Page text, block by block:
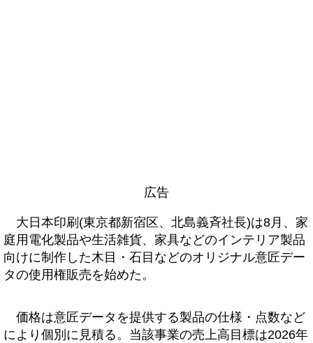
広告
大日本印刷(東京都新宿区、北島義斉社長)は8月、家
庭用電化製品や生活雑貨、家具などのインテリア製品
向けに制作した木目・石目などのオリジナル意匠デー
タの使用権販売を始めた。
価格は意匠データを提供する製品の仕様・点数など
により個別に見積る。当該事業の売上高目標は2026年